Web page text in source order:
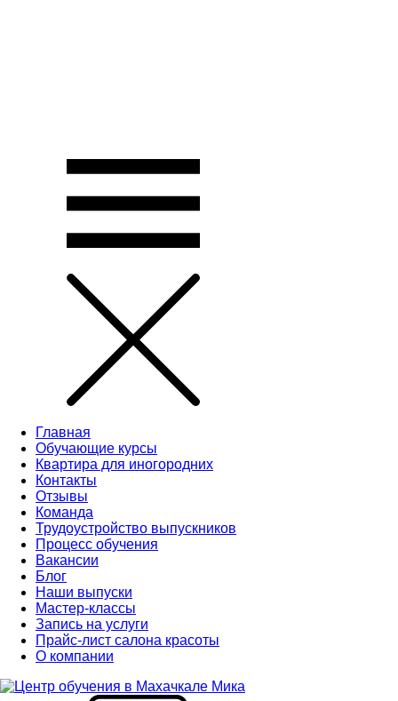
Главная
Обучающие курсы
Квартира для иногородних
Контакты
Отзывы
Команда
Трудоустройство выпускников
Процесс обучения
Вакансии
Блог
Наши выпуски
Мастер-классы
Запись на услуги
Прайс-лист салона красоты
О компании